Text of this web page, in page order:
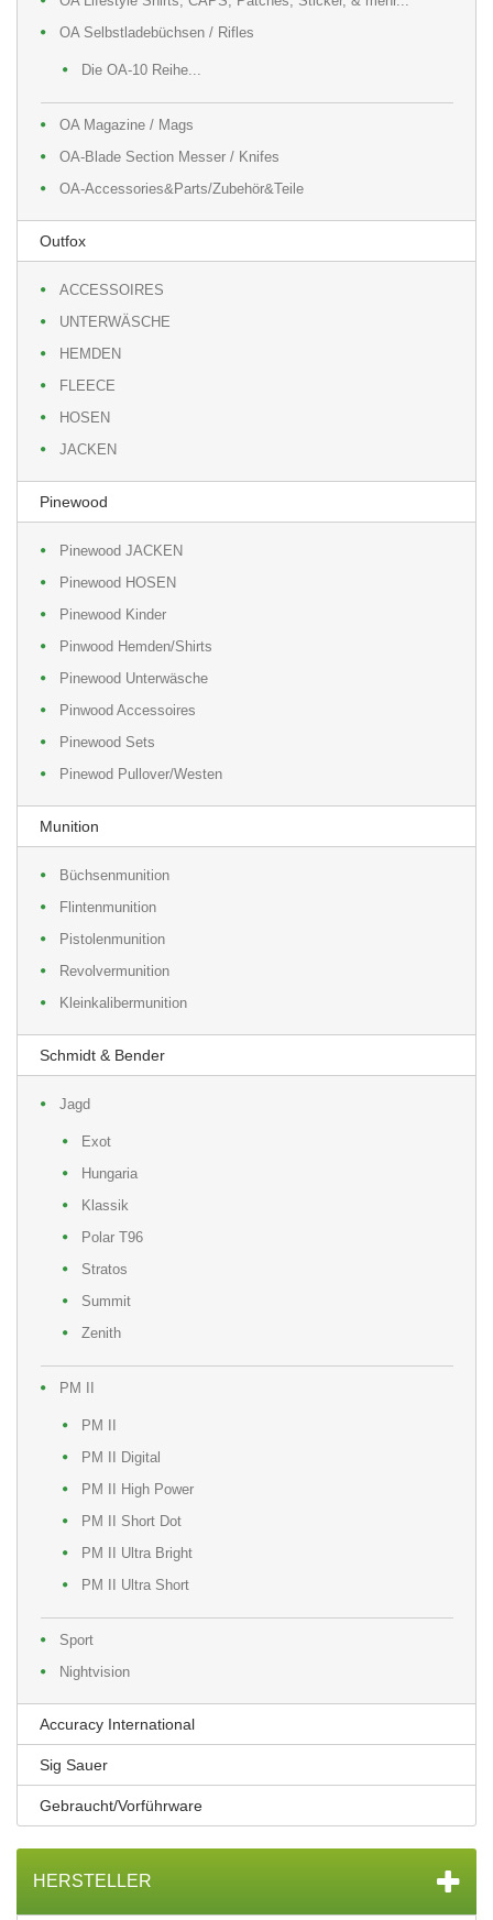
OA Selbstladebüchsen / Rifles
Die OA-10 Reihe...
OA Magazine / Mags
OA-Blade Section Messer / Knifes
OA-Accessories&Parts/Zubehör&Teile
Outfox
ACCESSOIRES
UNTERWÄSCHE
HEMDEN
FLEECE
HOSEN
JACKEN
Pinewood
Pinewood JACKEN
Pinewood HOSEN
Pinewood Kinder
Pinwood Hemden/Shirts
Pinewood Unterwäsche
Pinwood Accessoires
Pinewood Sets
Pinewod Pullover/Westen
Munition
Büchsenmunition
Flintenmunition
Pistolenmunition
Revolvermunition
Kleinkalibermunition
Schmidt & Bender
Jagd
Exot
Hungaria
Klassik
Polar T96
Stratos
Summit
Zenith
PM II
PM II
PM II Digital
PM II High Power
PM II Short Dot
PM II Ultra Bright
PM II Ultra Short
Sport
Nightvision
Accuracy International
Sig Sauer
Gebraucht/Vorführware
HERSTELLER